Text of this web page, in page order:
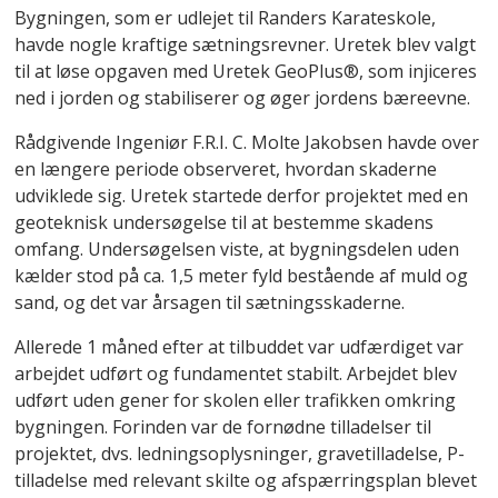
Bygningen, som er udlejet til Randers Karateskole,
havde nogle kraftige sætningsrevner. Uretek blev valgt
til at løse opgaven med Uretek GeoPlus®, som injiceres
ned i jorden og stabiliserer og øger jordens bæreevne.
Rådgivende Ingeniør F.R.I. C. Molte Jakobsen havde over
en længere periode observeret, hvordan skaderne
udviklede sig. Uretek startede derfor projektet med en
geoteknisk undersøgelse til at bestemme skadens
omfang. Undersøgelsen viste, at bygningsdelen uden
kælder stod på ca. 1,5 meter fyld bestående af muld og
sand, og det var årsagen til sætningsskaderne.
Allerede 1 måned efter at tilbuddet var udfærdiget var
arbejdet udført og fundamentet stabilt. Arbejdet blev
udført uden gener for skolen eller trafikken omkring
bygningen. Forinden var de fornødne tilladelser til
projektet, dvs. ledningsoplysninger, gravetilladelse, P-
tilladelse med relevant skilte og afspærringsplan blevet